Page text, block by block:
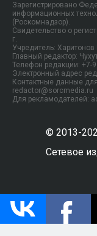
Зарегистрировано
информационных
(Роскомнадзор).
Свидетельство о
г.
Учредитель:
Главный редактор:
Телефон редакции: +7-
Электронный адрес
Контактные данные
redactor@sorcmedia.ru
Для рекламодателей:
© 2013-
Сетевое